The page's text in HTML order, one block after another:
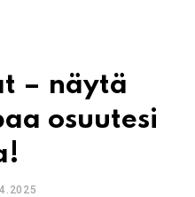
– näytä
osuutesi